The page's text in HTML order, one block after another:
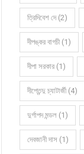
ত্রিদিবেশ দে (2)
দীপঙ্কর বাগচী (1)
দীপা সরকার (1)
দীপ্তেন্দু চ্যাটার্জী (4)
দুর্গাপদ মন্ডল (1)
দেবজানী দাস (1)